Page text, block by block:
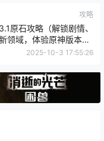
攻略
原石攻略（解锁剧情、
领域，体验原神版本3.1
的精彩内容！）
2025-10-3 17:55:26